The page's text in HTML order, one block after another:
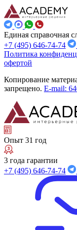
Единая справочная
+7 (495) 646-74-74
Политика
офертой
Копирование
запрещено. E-mail:
Опыт 31 год
3 года гарантии
+7 (495) 646-74-74